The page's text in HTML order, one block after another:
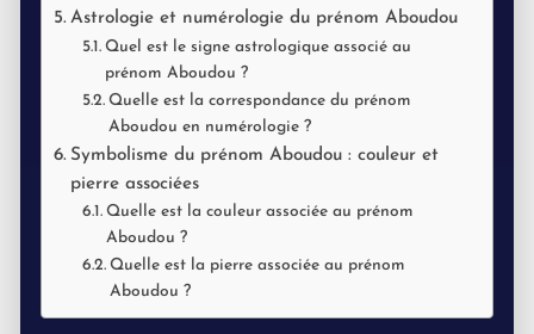
Astrologie et numérologie du prénom Aboudou
Quel est le signe astrologique associé au
prénom Aboudou ?
Quelle est la correspondance du prénom
Aboudou en numérologie ?
Symbolisme du prénom Aboudou : couleur et
pierre associées
Quelle est la couleur associée au prénom
Aboudou ?
Quelle est la pierre associée au prénom
Aboudou ?